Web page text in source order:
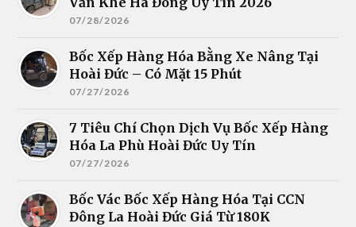
07/28/2026
Bốc Xếp Hàng Hóa Bằng Xe Nâng Tại
Hoài Đức – Có Mặt 15 Phút
07/27/2026
7 Tiêu Chí Chọn Dịch Vụ Bốc Xếp Hàng
Hóa La Phù Hoài Đức Uy Tín
07/27/2026
Bốc Vác Bốc Xếp Hàng Hóa Tại CCN
Đông La Hoài Đức Giá Từ 180K